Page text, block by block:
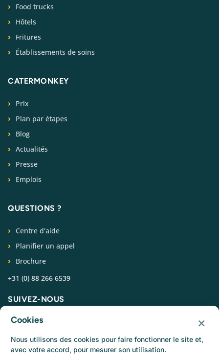
Food trucks
Hôtels
Fritures
Établissements de soins
CATERMONKEY
Prix
Plan par étapes
Blog
Actualités
Presse
Emplois
QUESTIONS ?
Centre d’aide
Planifier un appel
Brochure
+31 (0) 88 266 6539
SUIVEZ-NOUS
Cookies ×
Nous utilisons des cookies pour faire fonctionner le site et,
avec votre accord, pour mesurer son utilisation.